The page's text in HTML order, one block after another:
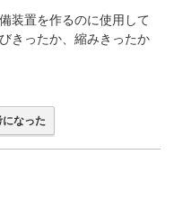
装置を作るのに使用して
きったか、縮みきったか
になった